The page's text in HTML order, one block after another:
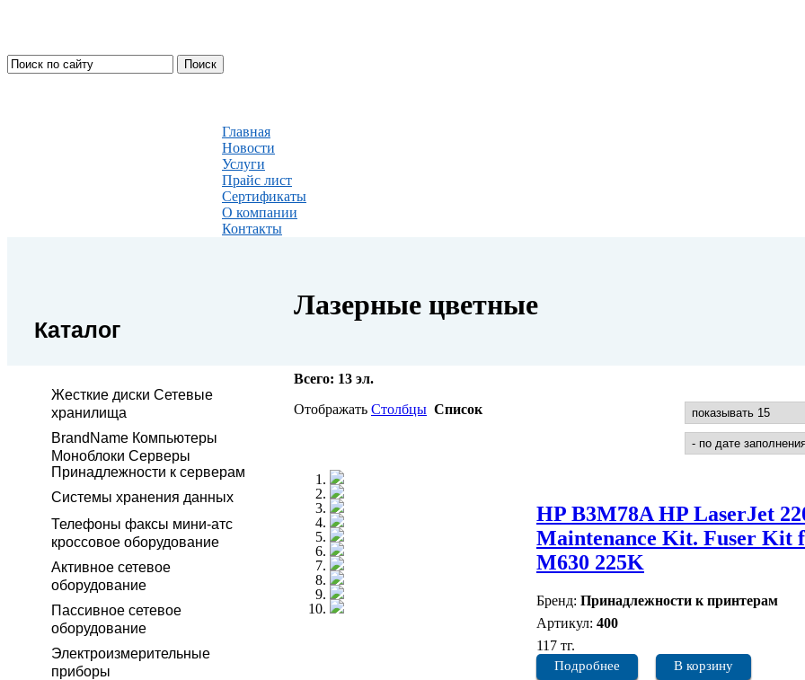
Главная
Новости
Услуги
Прайс лист
Сертификаты
О компании
Контакты
Каталог
Жесткие диски Сетевые
хранилища
BrandName Компьютеры
Моноблоки Серверы
Принадлежности к серверам
Системы хранения данных
Телефоны факсы мини-атс
кроссовое оборудование
Активное сетевое
оборудование
Пассивное сетевое
оборудование
Электроизмерительные
приборы
Лазерные цветные
Всего: 13 эл.
Отображать Столбцы Список
HP B3M78A HP LaserJet
Maintenance Kit. Fuser Kit
M630 225K
Бренд: Принадлежности к принтерам
Артикул: 400
117 тг.
Подробнее В корзину